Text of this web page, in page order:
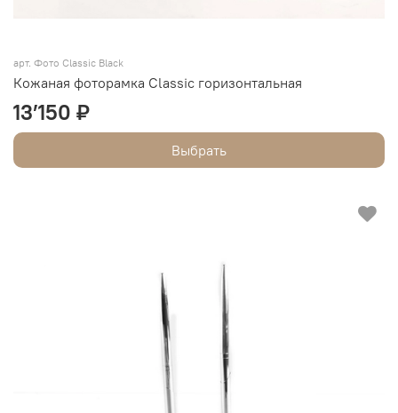
арт. Фото Classic Black
Кожаная фоторамка Classic горизонтальная
13’150 ₽
Выбрать